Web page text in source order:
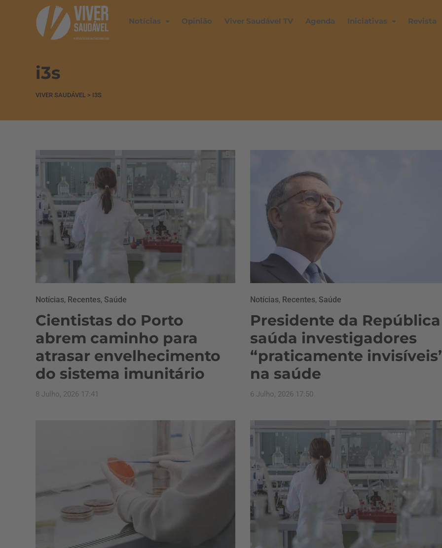
Notícias Opinião Viver Saudável TV Agenda Iniciativas Revista
i3s
VIVER SAUDÁVEL > I3S
Notícias, Recentes, Saúde
Cientistas do Porto
abrem caminho para
atrasar envelhecimento
do sistema imunitário
8 Julho, 2026 17:41
Notícias, Recentes, Saúde
Presidente da República
saúda investigadores
“praticamente
na saúde
6 Julho, 2026 17:50